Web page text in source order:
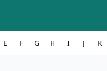
E F G H I J K